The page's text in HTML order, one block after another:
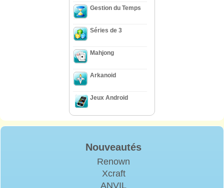
Gestion du Temps
Séries de 3
Mahjong
Arkanoid
Jeux Android
Nouveautés
Renown
Xcraft
ANVIL